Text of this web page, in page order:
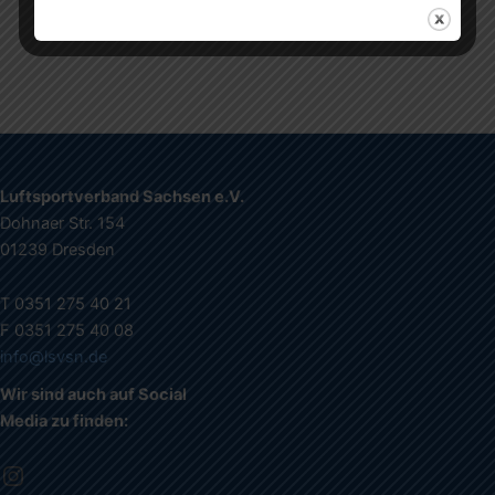
Luftsportverband Sachsen e.V.
Dohnaer Str. 154
01239 Dresden
T 0351 275 40 21
F 0351 275 40 08
info@lsvsn.de
Wir sind auch auf Social
Media zu finden: